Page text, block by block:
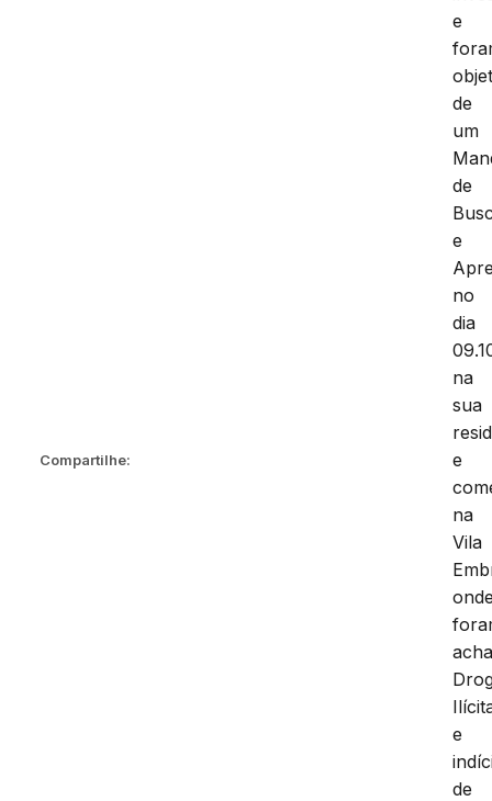
Compartilhe:
e
de
um
de
e
no
dia
na
sua
e
na
Vila
e
de